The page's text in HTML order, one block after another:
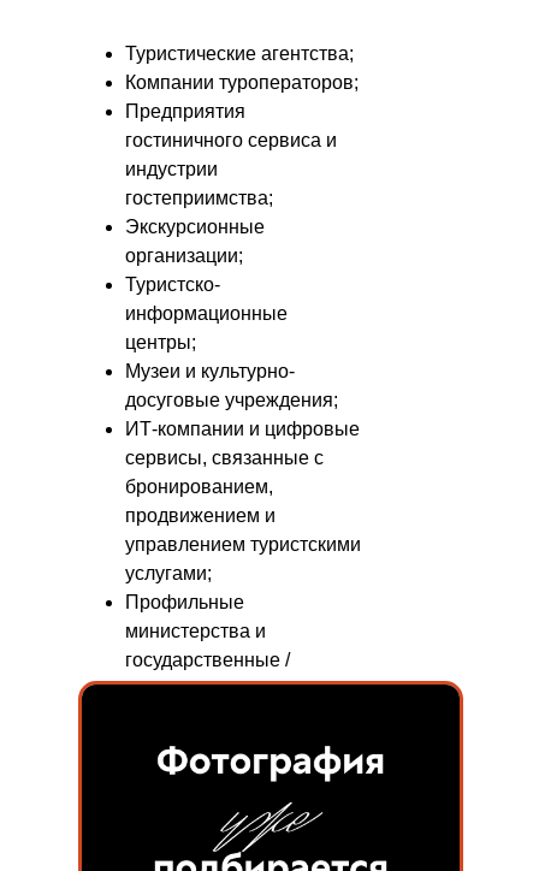
Туристические агентства;
Компании туроператоров;
Предприятия
гостиничного сервиса и
индустрии
гостеприимства;
Экскурсионные
организации;
Туристско-
информационные
центры;
Музеи и культурно-
досуговые учреждения;
ИТ-компании и цифровые
сервисы, связанные с
бронированием,
продвижением и
управлением туристскими
услугами;
Профильные
министерства и
государственные /
муниципальные органы